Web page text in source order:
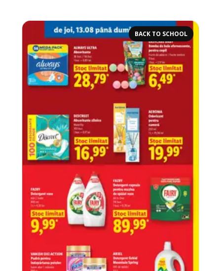
BACK TO SCHOOL